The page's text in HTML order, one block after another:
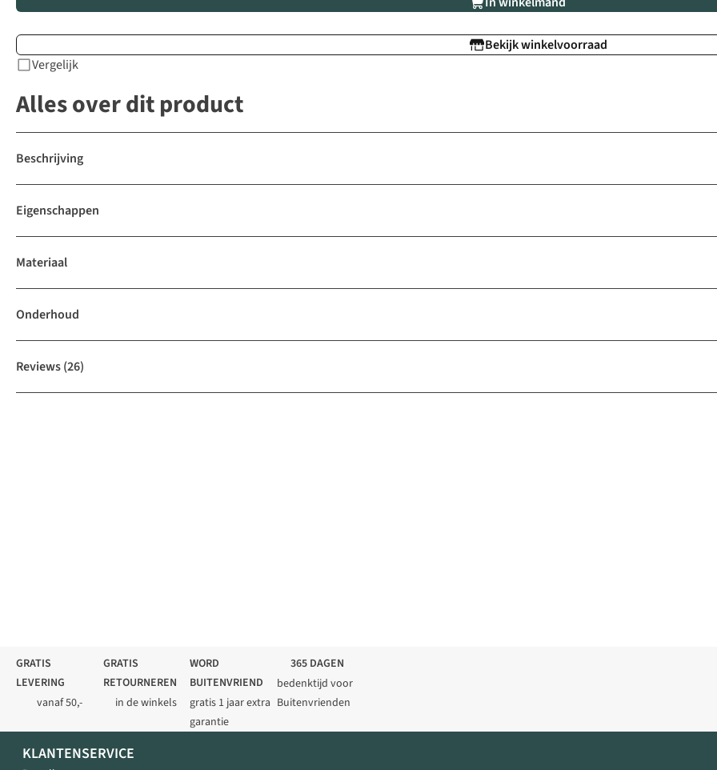
Bekijk winkelvoorraad
Vergelijk
Alles over dit product
Beschrijving
Eigenschappen
Materiaal
Onderhoud
Reviews(26)
GRATIS
LEVERING
vanaf 50,-
GRATIS
RETOURNEREN
in de winkels
WORD
BUITENVRIEND
gratis 1 jaar extra
garantie
365 DAGEN
bedenktijd voor
Buitenvrienden
KLANTENSERVICE